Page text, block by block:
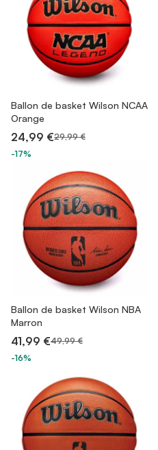
Ballon de basket Wilson NCAA
Orange
24,99 €29,99 €
-17%
Ballon de basket Wilson NBA
Marron
41,99 €49,99 €
-16%